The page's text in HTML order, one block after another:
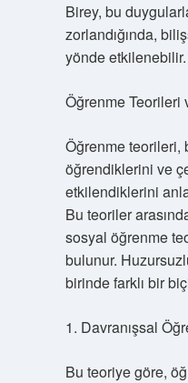
Birey, bu
zorlandığında,
yönde etkilenebilir.
Öğrenme Teorileri
Öğrenme teorileri,
öğrendiklerini ve
etkilendiklerini
Bu teoriler
sosyal öğrenme
bulunur.
birinde farklı bir
1. Davranışsal
Bu teoriye göre,